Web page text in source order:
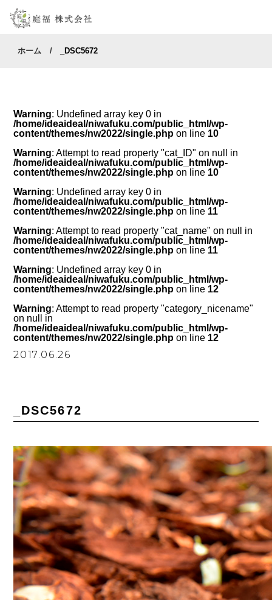
ホーム _DSC5672
Warning: Undefined array key 0 in
/home/ideaideal/niwafuku.com/public_html/wp-
content/themes/nw2022/single.php on line 10
Warning: Attempt to read property "cat_ID" on null in
/home/ideaideal/niwafuku.com/public_html/wp-
content/themes/nw2022/single.php on line 10
Warning: Undefined array key 0 in
/home/ideaideal/niwafuku.com/public_html/wp-
content/themes/nw2022/single.php on line 11
Warning: Attempt to read property "cat_name" on null in
/home/ideaideal/niwafuku.com/public_html/wp-
content/themes/nw2022/single.php on line 11
Warning: Undefined array key 0 in
/home/ideaideal/niwafuku.com/public_html/wp-
content/themes/nw2022/single.php on line 12
Warning: Attempt to read property "category_nicename"
on null in
/home/ideaideal/niwafuku.com/public_html/wp-
content/themes/nw2022/single.php on line 12
2017.06.26
_DSC5672